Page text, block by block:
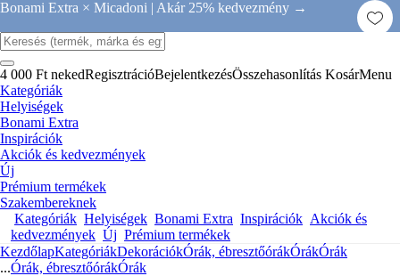
Bonami Extra × Micadoni | Akár 25% kedvezmény →
4 000 Ft nekedRegisztrációBejelentkezésÖsszehasonlítás KosárMenu
Kategóriák
Helyiségek
Bonami Extra
Inspirációk
Akciók és kedvezmények
Új
Prémium termékek
Szakembereknek
Kategóriák Helyiségek Bonami Extra Inspirációk Akciók és
kedvezmények Új Prémium termékek
KezdőlapKategóriákDekorációkÓrák, ébresztőórákÓrákÓrák
...Órák, ébresztőórákÓrák